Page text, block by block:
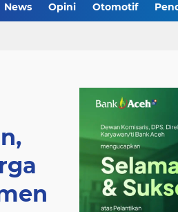
News Opini Otomotif